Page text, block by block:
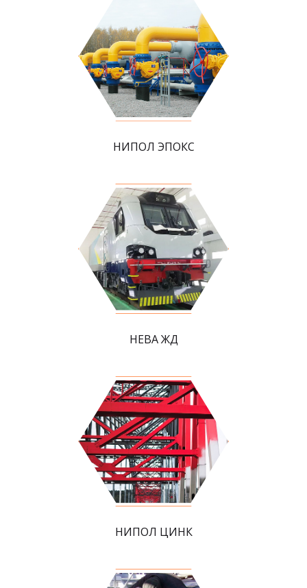
НИПОЛ ЭПОКС
НЕВА ЖД
НИПОЛ ЦИНК